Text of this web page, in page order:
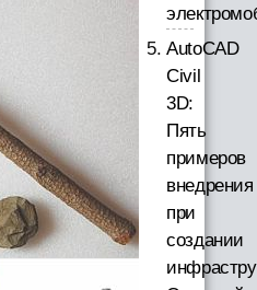
AutoCAD
Civil
3D:
Пять
примеров
внедрения
при
создании